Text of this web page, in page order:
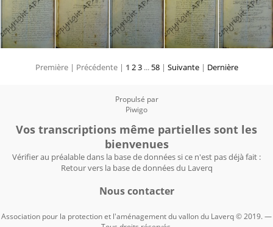
Première | Précédente | 1 23... 58 | Suivante | Dernière
Propulsé par
Piwigo
Vos transcriptions même partielles sont les
bienvenues
Vérifier au préalable dans la base de données si ce n'est pas déjà fait :
Retour vers la base de données du Laverq
Nous contacter
Association pour la protection et l'aménagement du vallon du Laverq © 2019. —